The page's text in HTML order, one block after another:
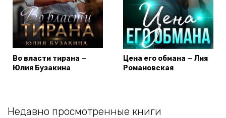
Во власти тирана —
Юлия Бузакина
Цена его обмана — Лия
Романовская
Недавно просмотренные книги